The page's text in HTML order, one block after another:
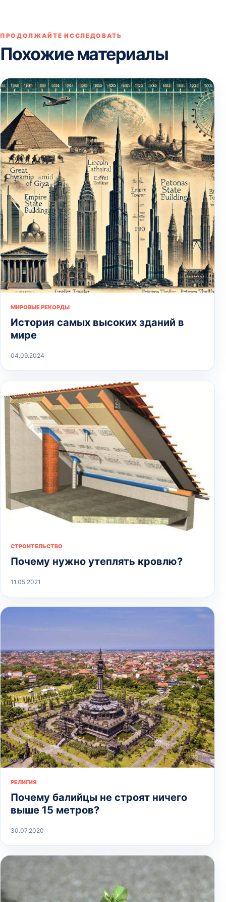
ПРОДОЛЖАЙТЕ ИССЛЕДОВАТЬ
Похожие материалы
МИРОВЫЕ РЕКОРДЫ
История самых высоких зданий в
мире
04.09.2024
СТРОИТЕЛЬСТВО
Почему нужно утеплять кровлю?
11.05.2021
РЕЛИГИЯ
Почему балийцы не строят ничего
выше 15 метров?
30.07.2020